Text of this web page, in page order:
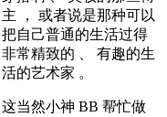
主 ， 或者说是那种可以
把自己普通的生活过得
非常精致的 、 有趣的生
活的艺术家 。
这当然小神 BB 帮忙做